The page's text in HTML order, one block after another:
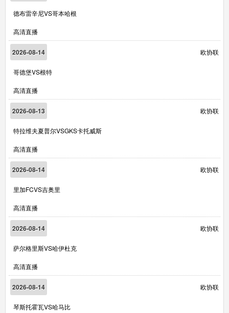
德布雷辛尼VS哥本哈根
高清直播
2026-08-14 欧协联
哥德堡VS根特
高清直播
2026-08-13 欧协联
特拉维夫夏普尔VSGKS卡托威斯
高清直播
2026-08-14 欧协联
里加FCVS吉奥里
高清直播
2026-08-14 欧协联
萨尔格里斯VS哈伊杜克
高清直播
2026-08-14 欧协联
琴斯托霍瓦VS哈马比